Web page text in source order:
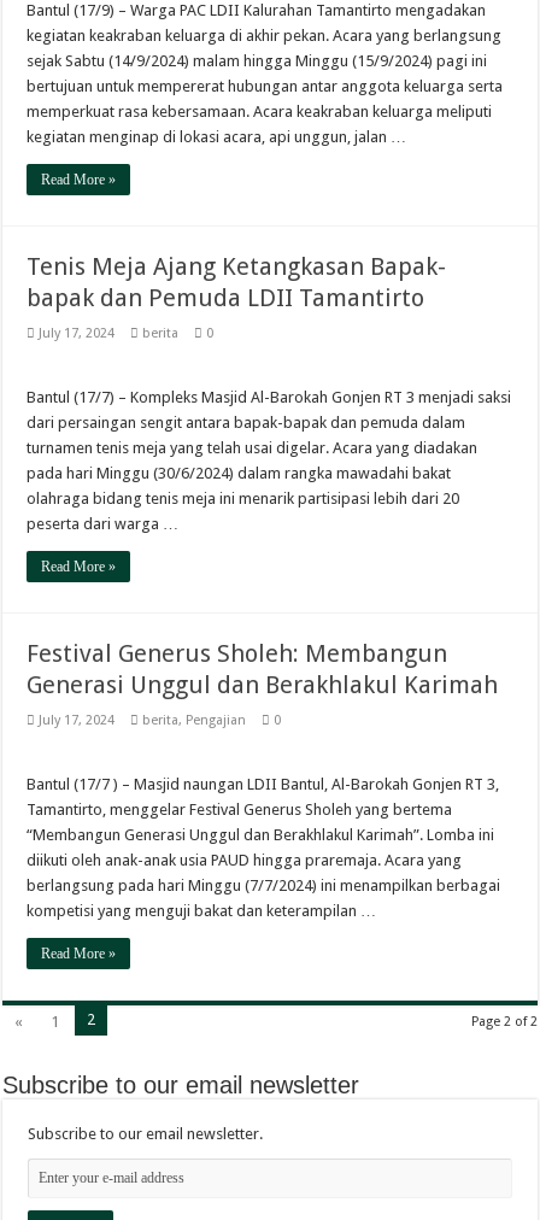
Bantul (17/9) – Warga PAC LDII Kalurahan Tamantirto mengadakan
kegiatan keakraban keluarga di akhir pekan. Acara yang berlangsung
sejak Sabtu (14/9/2024) malam hingga Minggu (15/9/2024) pagi ini
bertujuan untuk mempererat hubungan antar anggota keluarga serta
memperkuat rasa kebersamaan. Acara keakraban keluarga meliputi
kegiatan menginap di lokasi acara, api unggun, jalan …
Read More »
Tenis Meja Ajang Ketangkasan Bapak-
bapak dan Pemuda LDII Tamantirto
July 17, 2024 berita 0
Bantul (17/7) – Kompleks Masjid Al-Barokah Gonjen RT 3 menjadi saksi
dari persaingan sengit antara bapak-bapak dan pemuda dalam
turnamen tenis meja yang telah usai digelar. Acara yang diadakan
pada hari Minggu (30/6/2024) dalam rangka mawadahi bakat
olahraga bidang tenis meja ini menarik partisipasi lebih dari 20
peserta dari warga …
Read More »
Festival Generus Sholeh: Membangun
Generasi Unggul dan Berakhlakul Karimah
July 17, 2024 berita, Pengajian 0
Bantul (17/7 ) – Masjid naungan LDII Bantul, Al-Barokah Gonjen RT 3,
Tamantirto, menggelar Festival Generus Sholeh yang bertema
“Membangun Generasi Unggul dan Berakhlakul Karimah”. Lomba ini
diikuti oleh anak-anak usia PAUD hingga praremaja. Acara yang
berlangsung pada hari Minggu (7/7/2024) ini menampilkan berbagai
kompetisi yang menguji bakat dan keterampilan …
Read More »
Page 2 of 2
« 1 2
Subscribe to our email newsletter
Subscribe to our email newsletter.